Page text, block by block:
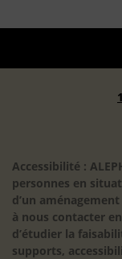
1
Accessibilité :
personnes en
d’un
à nous contacter
d’étudier la
supports,